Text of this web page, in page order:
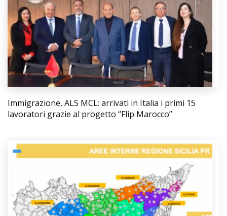
Immigrazione, ALS MCL: arrivati in Italia i primi 15
lavoratori grazie al progetto “Flip Marocco”